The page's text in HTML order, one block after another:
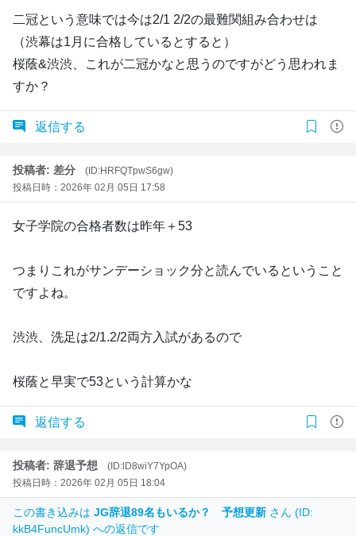
二冠という意味では今は2/1 2/2の最難関組み合わせは
（渋幕は1月に合格しているとすると）
桜蔭&渋渋、これが二冠かなと思うのですがどう思われま
すか？
返信する
投稿者: 差分
(ID:HRFQTpwS6gw)
投稿日時：2026年 02月 05日 17:58
女子学院の合格者数は昨年＋53
つまりこれがサンデーショック分と読んでいるということ
ですよね。
渋渋、洗足は2/1.2/2両方入試があるので
桜蔭と早実で53という計算かな
返信する
投稿者: 辞退予想
(ID:lD8wiY7YpOA)
投稿日時：2026年 02月 05日 18:04
この書き込みは JG辞退89名もいるか？ 予想更新 さん (ID:
kkB4FuncUmk) への返信です